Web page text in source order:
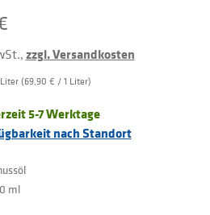
zzgl. Versandkosten
Liter (69,90 € / 1 Liter)
5-7 Werktage
nach Standort
ml